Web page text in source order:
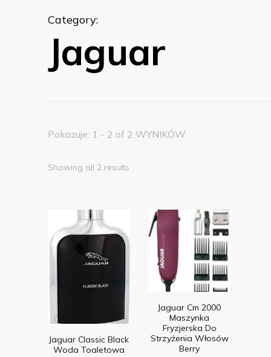
Category:
Jaguar
Pokazuje: 1 - 2 of 2 WYNIKÓW
Showing all 2 results
Jaguar Classic Black
Woda Toaletowa
Jaguar Cm 2000
Maszynka
Fryzjerska Do
Strzyżenia Włosów
Berry